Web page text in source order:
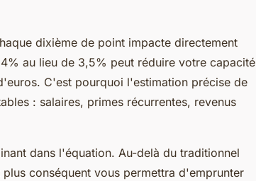
dixième de point impacte directement
au lieu de 3,5% peut réduire votre capacité
C'est pourquoi l'estimation précise de
: salaires, primes récurrentes, revenus
dans l'équation. Au-delà du traditionnel
conséquent vous permettra d'emprunter